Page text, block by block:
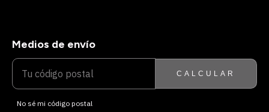
ENTREGAS PARA EL CP:
Medios de envío
CALCULAR
No sé mi código postal